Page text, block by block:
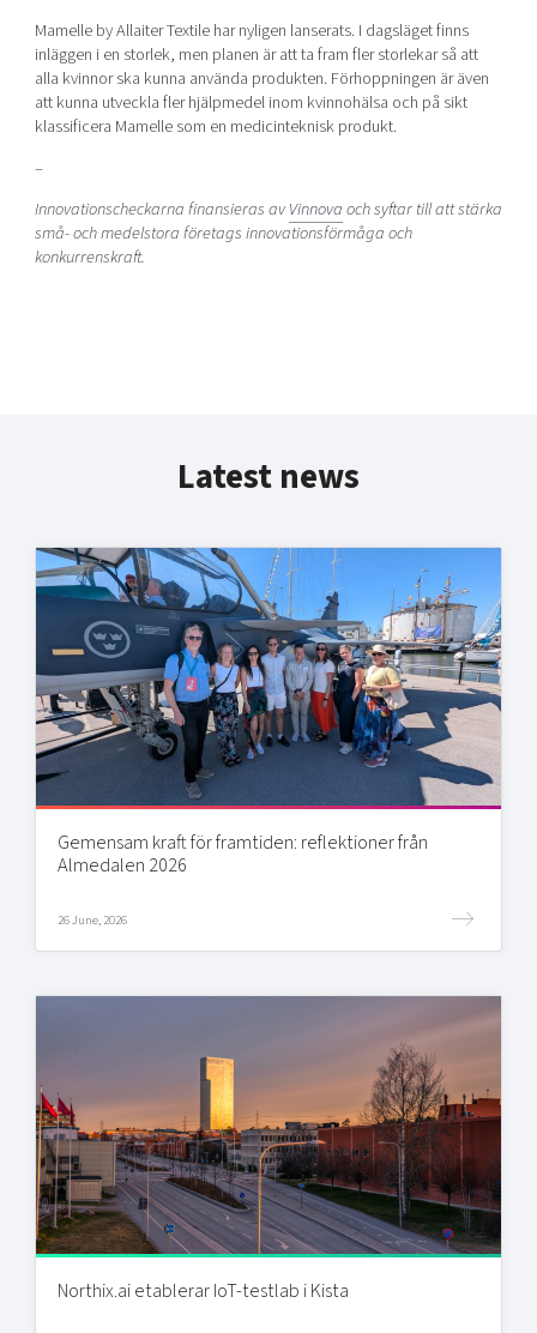
Mamelle by Allaiter Textile har nyligen lanserats. I dagsläget finns
inläggen i en storlek, men planen är att ta fram fler storlekar så att
alla kvinnor ska kunna använda produkten. Förhoppningen är även
att kunna utveckla fler hjälpmedel inom kvinnohälsa och på sikt
klassificera Mamelle som en medicinteknisk produkt.
–
Innovationscheckarna finansieras avVinnovaochsyftar till att stärka
små- och medelstora företags innovationsförmåga och
konkurrenskraft.
Latest news
Gemensam kraft för framtiden: reflektioner från
Almedalen 2026
26 June, 2026
Northix.ai etablerar IoT-testlab i Kista